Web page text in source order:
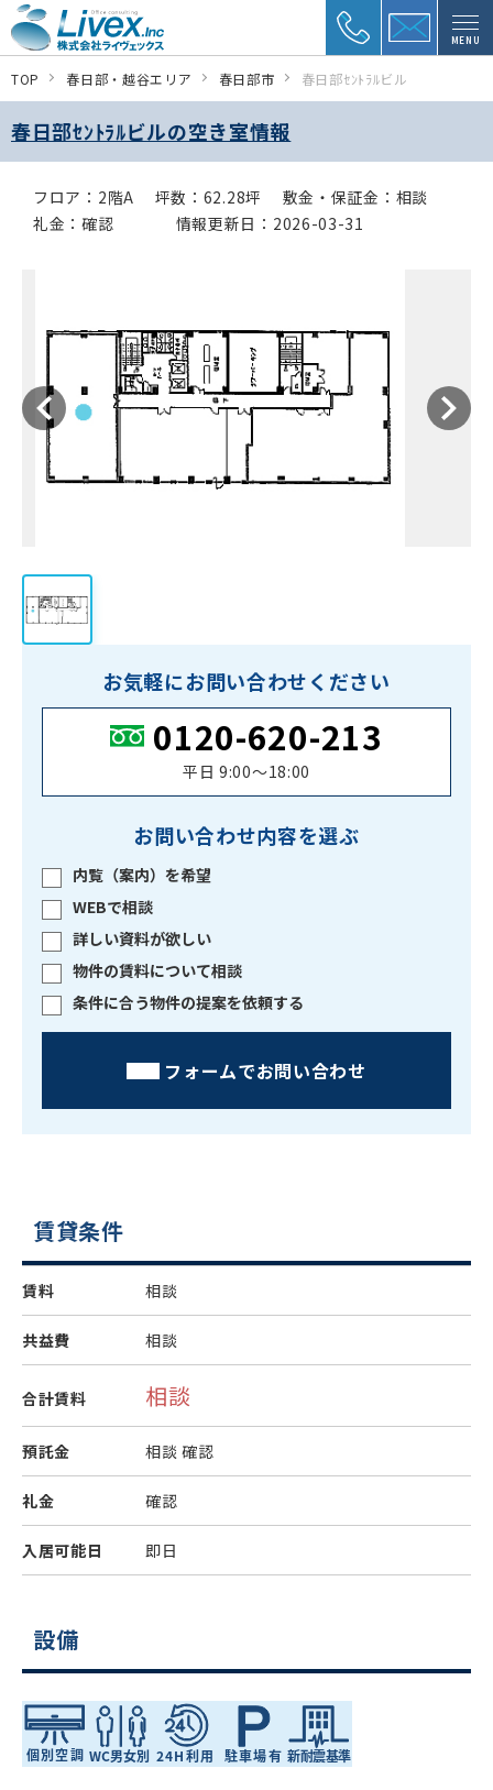
MENU
TOP 春日部・越谷エリア 春日部市 春日部ｾﾝﾄﾗﾙビル
春日部ｾﾝﾄﾗﾙビルの空き室情報
フロア：2階A 坪数：62.28坪
敷金・保証金：相談
礼金：確認
情報更新日：2026-03-31
お気軽にお問い合わせください
0120-620-213
平日 9:00〜18:00
お問い合わせ内容を選ぶ
内覧（案内）を希望
WEBで相談
詳しい資料が欲しい
物件の賃料について相談
条件に合う物件の提案を依頼する
フォームでお問い合わせ
賃貸条件
賃料 相談
共益費 相談
合計賃料 相談
預託金 相談 確認
礼金 確認
入居可能日 即日
設備